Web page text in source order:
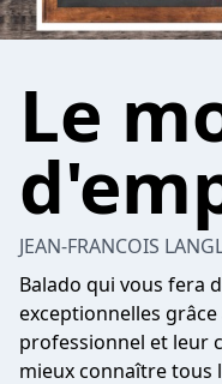
Le
JEAN-FRANCOIS
Balado qui vous fera
exceptionnelles
professionnel et leur
mieux connaître tous